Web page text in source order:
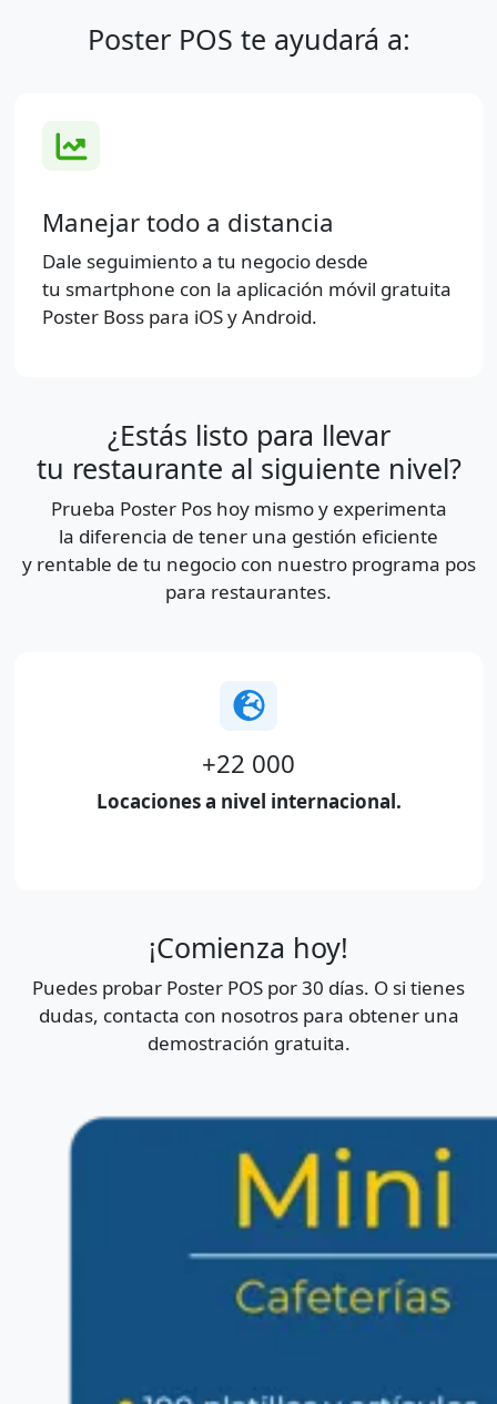
Poster POS te ayudará a:
Manejar todo a distancia
Dale seguimiento a tu negocio desde
tu smartphone con la aplicación móvil gratuita
Poster Boss para iOS y Android.
¿Estás listo para llevar
tu restaurante al siguiente nivel?
Prueba Poster Pos hoy mismo y experimenta
la diferencia de tener una gestión eficiente
y rentable de tu negocio con nuestro programa pos
para restaurantes.
+22 000
Locaciones a nivel internacional.
¡Comienza hoy!
Puedes probar Poster POS por 30 días. O si tienes
dudas, contacta con nosotros para obtener una
demostración gratuita.